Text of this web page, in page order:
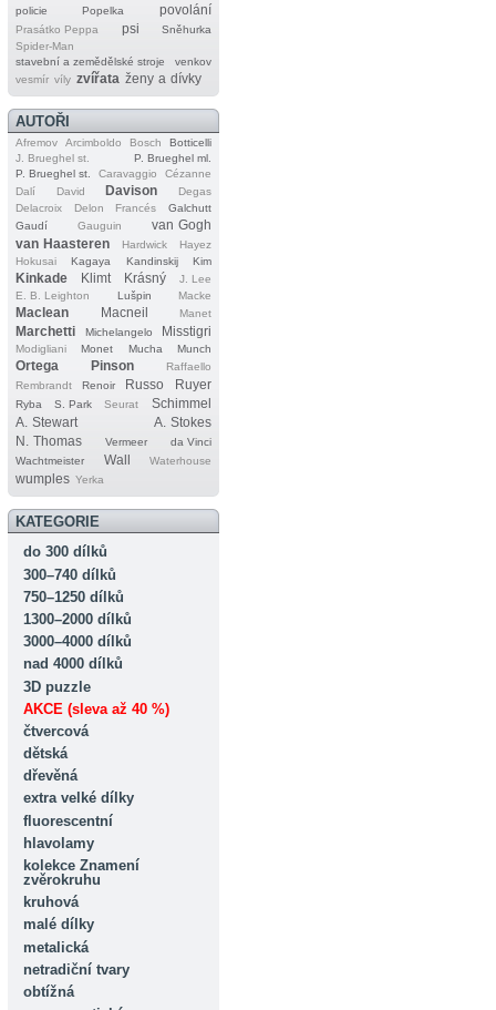
policie
Popelka povolání
Prasátko Peppa psi
Sněhurka
Spider‐Man
stavební a zemědělské stroje
venkov
vesmír víly zvířata ženy a dívky
AUTOŘI
Afremov Arcimboldo Bosch
Botticelli
J. Brueghel st.
P. Brueghel ml.
P. Brueghel st.
Caravaggio
Cézanne
Dalí
David Davison
Degas
Delacroix
Delon Francés
Galchutt
Gaudí
Gauguin
van Gogh
van Haasteren
Hardwick
Hayez
Hokusai
Kagaya Kandinskij Kim
Kinkade Klimt Krásný
J. Lee
E. B. Leighton
Lušpin Macke
Maclean Macneil Manet
Marchetti Michelangelo Misstigri
Modigliani Monet Mucha Munch
Ortega Pinson
Raffaello
Rembrandt
Renoir Russo Ruyer
Ryba S. Park Seurat
Schimmel
A. Stewart
A. Stokes
N. Thomas
Vermeer
da Vinci
Wachtmeister
Wall Waterhouse
wumples Yerka
KATEGORIE
do 300 dílků
300–740 dílků
750–1250 dílků
1300–2000 dílků
3000–4000 dílků
nad 4000 dílků
3D puzzle
AKCE (sleva až 40 %)
čtvercová
dětská
dřevěná
extra velké dílky
fluorescentní
hlavolamy
kolekce Znamení
zvěrokruhu
kruhová
malé dílky
metalická
netradiční tvary
obtížná